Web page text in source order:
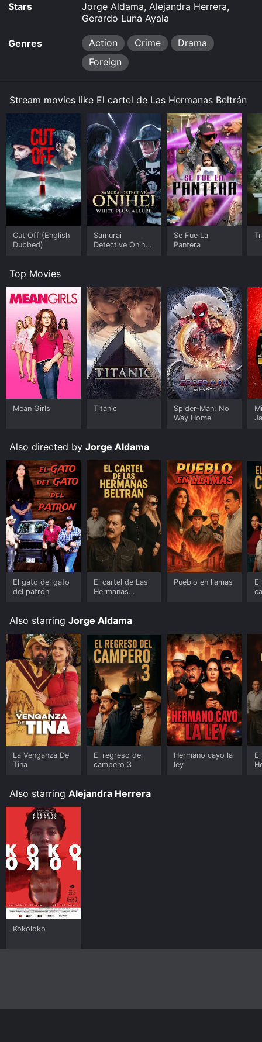
Stars
Jorge Aldama, Alejandra Herrera,
Gerardo Luna Ayala
Genres Action Crime
Drama
Foreign
Stream movies like El cartel de Las Hermanas Beltrán
Cut Off (English
Dubbed)
Samurai
Detective Onihei:
Se Fue La
Pantera
Top Movies
Mean Girls Titanic
Spider-Man: No
Way Home
Also directed by Jorge Aldama
El gato del gato
del patrón
El cartel de Las
Hermanas
Pueblo en llamas
Also starring Jorge Aldama
La Venganza De
Tina
El regreso del
campero 3
Hermano cayo la
ley
Also starring Alejandra Herrera
Kokoloko